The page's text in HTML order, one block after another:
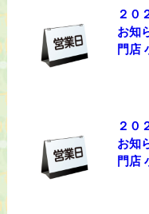
２０
お知
門店
２０
お知
門店